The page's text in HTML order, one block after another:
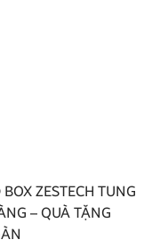
ZESTECH TUNG
– QUÀ TẶNG